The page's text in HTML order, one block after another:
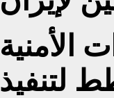
الأمنية
لتنفيذ